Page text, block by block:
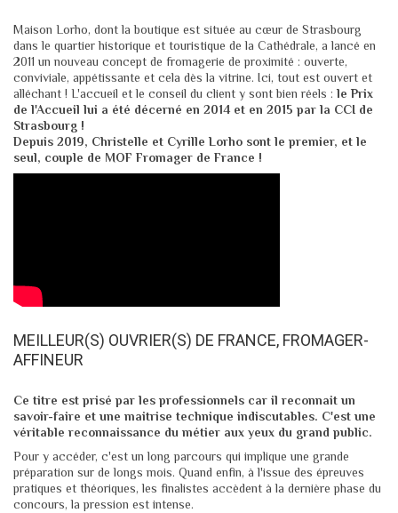
Maison Lorho, dont la boutique est située au cœur de Strasbourg
dans le quartier historique et touristique de la Cathédrale, a lancé en
2011 un nouveau concept de fromagerie de proximité : ouverte,
conviviale, appétissante et cela dès la vitrine. Ici, tout est ouvert et
alléchant ! L'accueil et le conseil du client y sont bien réels : le Prix
de l'Accueil lui a été décerné en 2014 et en 2015 par la CCI de
Strasbourg !
Depuis 2019, Christelle et Cyrille Lorho sont le premier, et le
seul, couple de MOF Fromager de France !
MEILLEUR(S) OUVRIER(S) DE FRANCE, FROMAGER-
AFFINEUR
Ce titre est prisé par les professionnels car il reconnait un
savoir-faire et une maitrise technique indiscutables. C'est une
véritable reconnaissance du métier aux yeux du grand public.
Pour y accéder, c'est un long parcours qui implique une grande
préparation sur de longs mois. Quand enfin, à l'issue des épreuves
pratiques et théoriques, les finalistes accèdent à la dernière phase du
concours, la pression est intense.